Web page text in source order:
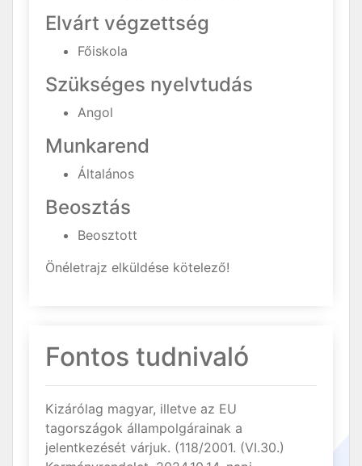
Elvárt végzettség
Főiskola
Szükséges nyelvtudás
Angol
Munkarend
Általános
Beosztás
Beosztott
Önéletrajz elküldése kötelező!
Fontos tudnivaló
Kizárólag magyar, illetve az EU
tagországok állampolgárainak a
jelentkezését várjuk. (118/2001. (VI.30.)